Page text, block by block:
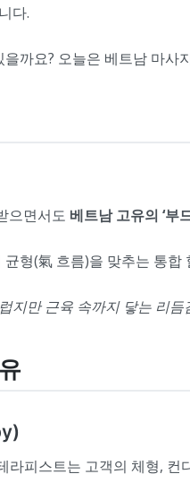
다.
까요? 오늘은 베트남 마
으면서도 베트남 고유의 ‘부
형(氣 흐름)을 맞추는 통합
지만 근육 속까지 닿는 리듬
라피스트는 고객의 체형,